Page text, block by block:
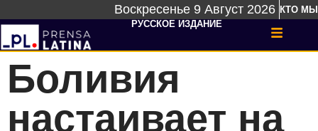
Воскресенье 9 Август 2026 КТО МЫ
РУССКОЕ ИЗДАНИЕ
Боливия
настаивает на